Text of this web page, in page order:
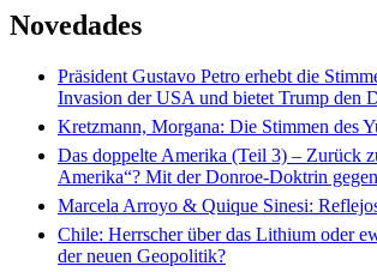
Novedades
Präsident Gustavo Petro erhebt die
Invasion der USA und bietet Trump den
Kretzmann, Morgana: Die Stimmen des
Das doppelte Amerika (Teil 3) – Zurück
Amerika“? Mit der Donroe-Doktrin
Marcela Arroyo & Quique Sinesi:
Chile: Herrscher über das Lithium oder
der neuen Geopolitik?